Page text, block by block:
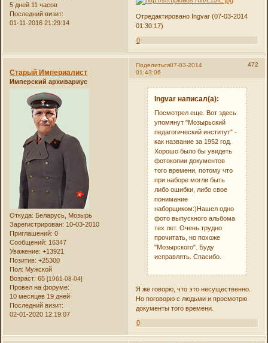
5 дней 11 часов
Последний визит:
01-11-2016 21:29:14
Отредактировано Ingvar (07-03-2014
01:30:17)
0
Поделиться 472
07-03-2014
01:43:06
Старый Империалист
Имперский архивариус
Откуда: Беларусь, Мозырь
Зарегистрирован: 10-03-2010
Приглашений: 0
Сообщений: 16347
Уважение: +13921
Позитив: +25300
Пол: Мужской
Возраст: 65[1961-08-04]
Провел на форуме:
10 месяцев 19 дней
Последний визит:
02-01-2020 12:19:07
Ingvar написал(а):
Посмотрел еще. Вот здесь
упомянут "Мозырьский
педагогический институт" -
как название за 1952 год.
Хорошо было бы увидеть
фотокопии документов
того времени, потому что
при наборе могли быть
либо ошибки, либо свое
понимание
наборщиком:)Нашел одно
фото выпускного альбома
тех лет. Очень трудно
прочитать, но похоже
"Мозырского". Буду
исправлять. Спасибо.
Я же говорю, что это несущественно.
Но поговорю с людьми и просмотрю
документы того времени.
0